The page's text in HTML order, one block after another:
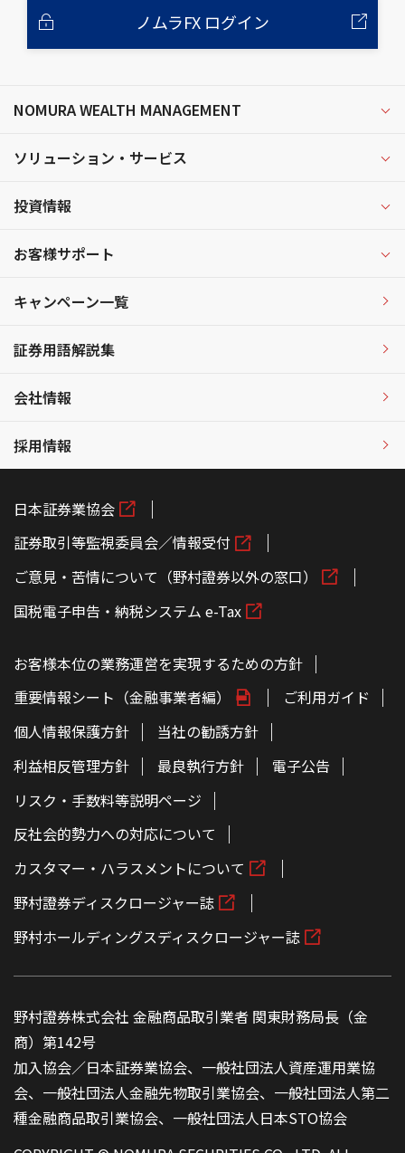
ノムラFX ログイン
NOMURA WEALTH MANAGEMENT
ソリューション・サービス
投資情報
お客様サポート
キャンペーン一覧
証券用語解説集
会社情報
採用情報
日本証券業協会
証券取引等監視委員会／情報受付
ご意見・苦情について（野村證券以外の窓口）
国税電子申告・納税システム e-Tax
お客様本位の業務運営を実現するための方針
重要情報シート（金融事業者編）
ご利用ガイド
個人情報保護方針
当社の勧誘方針
利益相反管理方針
最良執行方針
電子公告
リスク・手数料等説明ページ
反社会的勢力への対応について
カスタマー・ハラスメントについて
野村證券ディスクロージャー誌
野村ホールディングスディスクロージャー誌
野村證券株式会社 金融商品取引業者 関東財務局長（金
商）第142号
加入協会／日本証券業協会、一般社団法人資産運用業協
会、一般社団法人金融先物取引業協会、一般社団法人第二
種金融商品取引業協会、一般社団法人日本STO協会